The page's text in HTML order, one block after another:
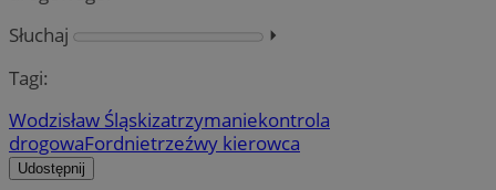
Słuchaj
⏵︎
Tagi:
Wodzisław Śląskizatrzymaniekontrola
drogowaFordnietrzeźwy kierowca
Udostępnij